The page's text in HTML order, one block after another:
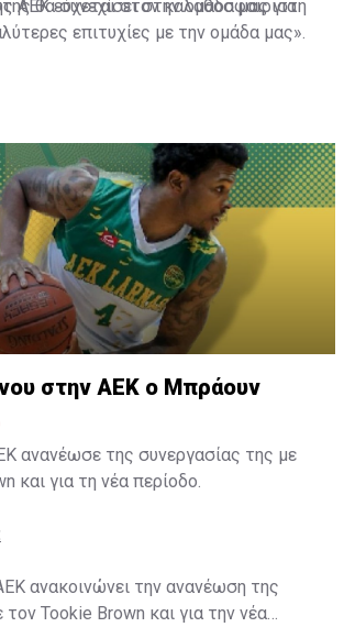
θα συνεχίσει στην ομάδα μας για
ΑΕΚ εύχεται στον καλαθοσφαιριστή
επιτυχίες με την ομάδα μας».
στην ΑΕΚ ο Μπράουν
ανανέωσε της συνεργασίας της με
και για τη νέα περίοδο.
ανακοινώνει την ανανέωση της
Tookie Brown και για την νέα